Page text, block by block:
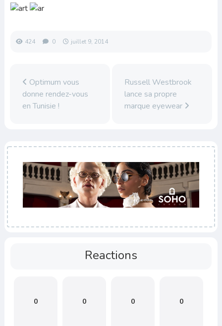
424 0 juillet 9, 2014
Optimum vous
donne rendez-vous
en Tunisie !
Russell Westbrook
lance sa propre
marque eyewear
Reactions
0 0 0 0